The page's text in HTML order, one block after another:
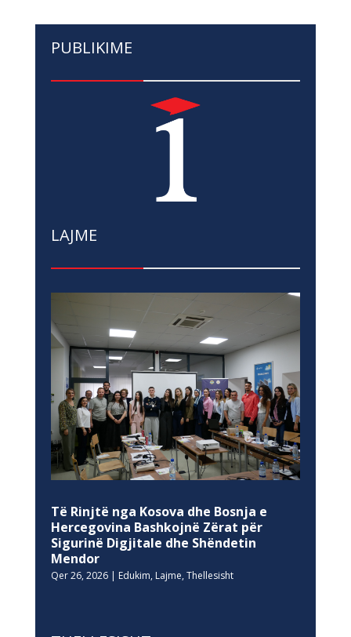
PUBLIKIME
LAJME
Të Rinjtë nga Kosova dhe Bosnja e
Hercegovina Bashkojnë Zërat për
Sigurinë Digjitale dhe Shëndetin
Mendor
Qer 26, 2026| Edukim, Lajme, Thellesisht